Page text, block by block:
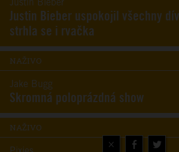
×
Justin Bieber
Justin Bieber uspokojil všechny
strhla se i rvačka
NAŽIVO
Jake Bugg
Skromná poloprázdná show
NAŽIVO